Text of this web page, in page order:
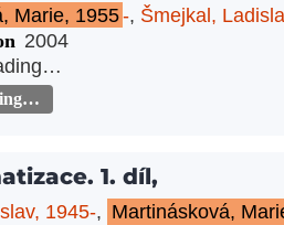
Marie, 1955-, Šmejkal,
2004
1. díl,
1945-, Martinásková,